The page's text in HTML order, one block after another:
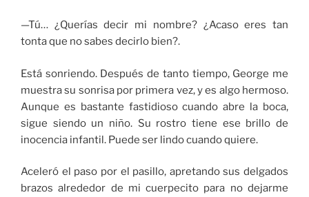
—Tú… ¿Querías decir mi nombre? ¿Acaso eres tan
tonta que no sabes decirlo bien?.
Está sonriendo. Después de tanto tiempo, George me
muestra su sonrisa por primera vez, y es algo hermoso.
Aunque es bastante fastidioso cuando abre la boca,
sigue siendo un niño. Su rostro tiene ese brillo de
inocencia infantil. Puede ser lindo cuando quiere.
Aceleró el paso por el pasillo, apretando sus delgados
brazos alrededor de mi cuerpecito para no dejarme